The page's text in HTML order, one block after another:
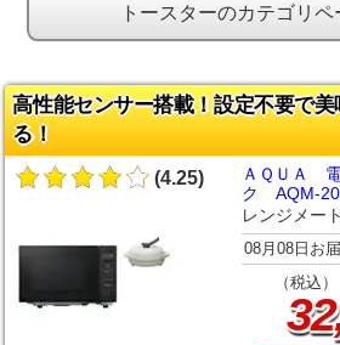
トースターのカテゴリペ
高性能センサー搭載！設定不要で
る！
(4.25)
ＡＱＵＡ
ク AQM-
レンジメー
08月08日お
（税込）
32